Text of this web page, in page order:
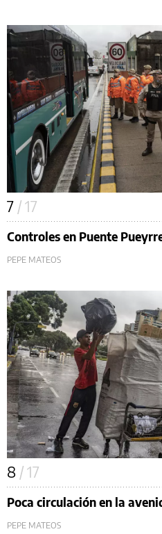
7 / 17
Controles en Puente
PEPE MATEOS
8 / 17
Poca circulación en la
PEPE MATEOS